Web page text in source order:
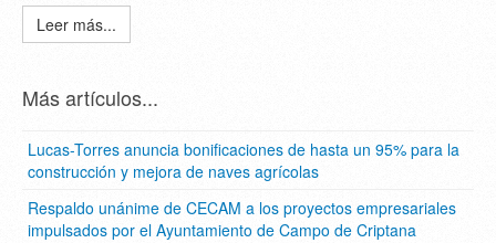
Leer más...
Más artículos...
Lucas-Torres anuncia bonificaciones de hasta un 95% para la
construcción y mejora de naves agrícolas
Respaldo unánime de CECAM a los proyectos empresariales
impulsados por el Ayuntamiento de Campo de Criptana